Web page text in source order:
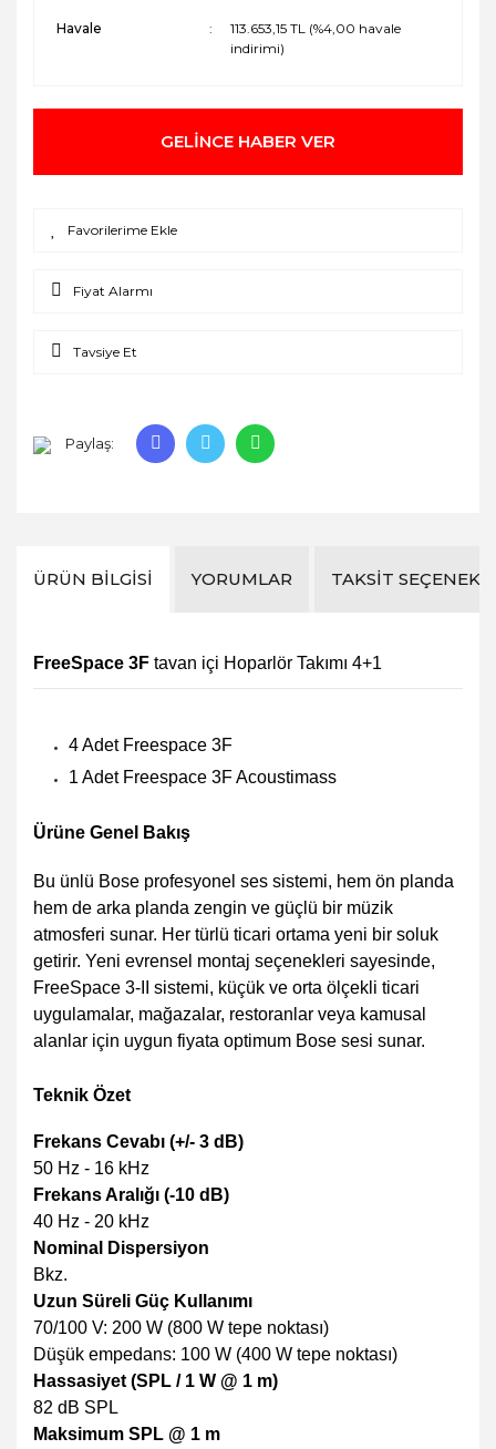
Havale
113.653,15 TL (%4,00 havale
indirimi)
GELİNCE HABER VER
Fiyat Alarmı
Tavsiye Et
Paylaş:
ÜRÜN BILGISI YORUMLAR TAKSIT
FreeSpace 3F tavan içi Hoparlör Takımı 4+1
4 Adet Freespace 3F
1 Adet Freespace 3F Acoustimass
Ürüne Genel Bakış
Bu ünlü Bose profesyonel ses sistemi, hem ön planda
hem de arka planda zengin ve güçlü bir müzik
atmosferi sunar. Her türlü ticari ortama yeni bir soluk
getirir. Yeni evrensel montaj seçenekleri sayesinde,
FreeSpace 3-II sistemi, küçük ve orta ölçekli ticari
uygulamalar, mağazalar, restoranlar veya kamusal
alanlar için uygun fiyata optimum Bose sesi sunar.
Teknik Özet
Frekans Cevabı (+/- 3 dB)
50 Hz - 16 kHz
Frekans Aralığı (-10 dB)
40 Hz - 20 kHz
Nominal Dispersiyon
Bkz.
Uzun Süreli Güç Kullanımı
70/100 V: 200 W (800 W tepe noktası)
Düşük empedans: 100 W (400 W tepe noktası)
Hassasiyet (SPL / 1 W @ 1 m)
82 dB SPL
Maksimum SPL @ 1 m